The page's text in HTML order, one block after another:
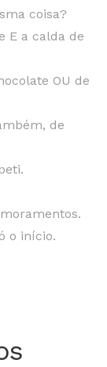
coisa?
E a calda de
OU de
de
o início.